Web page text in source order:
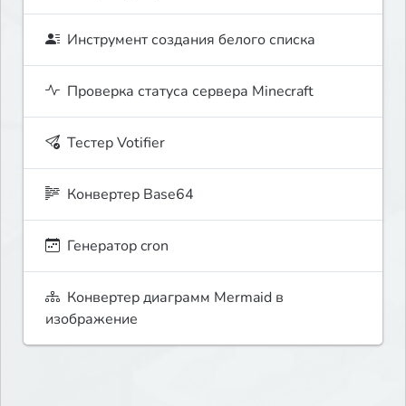
Инструмент создания белого списка
Проверка статуса сервера Minecraft
Тестер Votifier
Конвертер Base64
Генератор cron
Конвертер диаграмм Mermaid в
изображение